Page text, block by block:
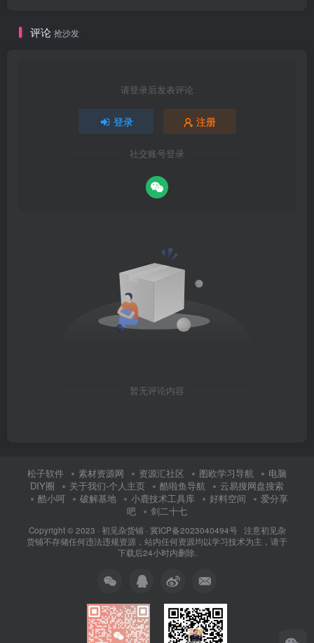
评论 抢沙发
请登录后发表评论
登录 注册
社交账号登录
暂无评论内容
松子软件 素材资源网 资源汇社区 图欧学习导航
电脑
DIY圈
关于我们-个人主页 酷啦鱼导航
云易搜网盘搜索
酷小呵
破解基地 小鹿技术工具库 好料空间
爱分享
吧
剑二十七
Copyright © 2023 · 初见杂货铺· 冀ICP备2023040494号 注意初见杂
货铺不存储任何违法违规资源，站内任何资源均以学习技术为主，请于
下载后24小时内删除.